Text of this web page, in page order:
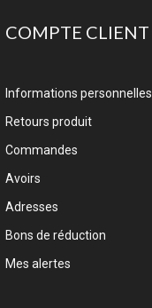
COMPTE CLIENT
Informations personnelles
Retours produit
Commandes
Avoirs
Adresses
Bons de réduction
Mes alertes